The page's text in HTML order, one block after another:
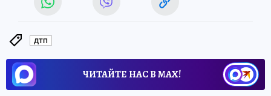
ДТП
ЧИТАЙТЕ НАС В МАХ!